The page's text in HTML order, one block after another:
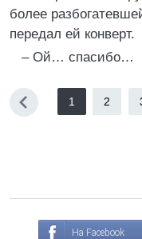
более
передал ей конверт.
– Ой… спасибо…
1 2
На Facebook